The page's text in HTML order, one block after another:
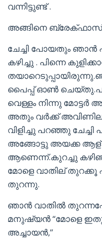
വന്നിട്ടുണ്ട് .
അങ്ങിനെ
ചേച്ചി പോയതും
കഴിച്ചു . പിന്നെ
പൈപ്പ് ഓൺ
വെള്ളം നിന്നു
അതും വർക്ക് അവിണില
വിളിച്ചു പറഞ്ഞു
അങ്ങോട്ടു അയക്ക ആള്
ആണെന്ന്.കുറച്ചു
മോളെ വാതില്
തുറന്നു.
ഞാൻ വാതിൽ
മനുഷ്യൻ “മോളെ
അച്ചായൻ,”